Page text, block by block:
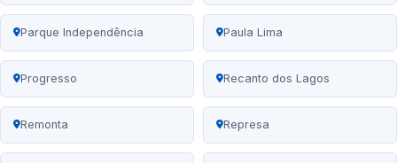
Parque Independência Paula Lima
Progresso Recanto dos Lagos
Remonta Represa